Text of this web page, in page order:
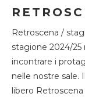
Retroscena /
stagione 2024/
incontrare i
nelle nostre sale.
libero